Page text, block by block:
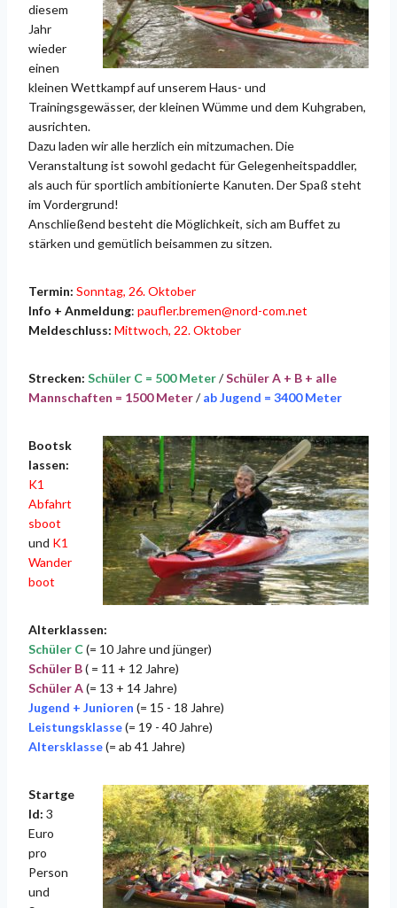
diesem
Jahr
wieder
einen
kleinen Wettkampf auf unserem Haus- und
Trainingsgewässer, der kleinen Wümme und dem Kuhgraben,
ausrichten.
Dazu laden wir alle herzlich ein mitzumachen. Die
Veranstaltung ist sowohl gedacht für Gelegenheitspaddler,
als auch für sportlich ambitionierte Kanuten. Der Spaß steht
im Vordergrund!
Anschließend besteht die Möglichkeit, sich am Buffet zu
stärken und gemütlich beisammen zu sitzen.
Termin: Sonntag, 26. Oktober
Info + Anmeldung: paufler.bremen@nord-com.net
Meldeschluss: Mittwoch, 22. Oktober
Strecken: Schüler C = 500 Meter/Schüler A + B + alle
Mannschaften = 1500 Meter/ab Jugend = 3400 Meter
Bootsk
lassen:
K1
Abfahrt
sboot
und K1
Wander
boot
Alterklassen:
Schüler C(= 10 Jahre und jünger)
Schüler B( = 11 + 12 Jahre)
Schüler A(= 13 + 14 Jahre)
Jugend + Junioren (= 15 - 18 Jahre)
Leistungsklasse(= 19 - 40 Jahre)
Altersklasse(= ab 41 Jahre)
Startge
ld: 3
Euro
pro
Person
und